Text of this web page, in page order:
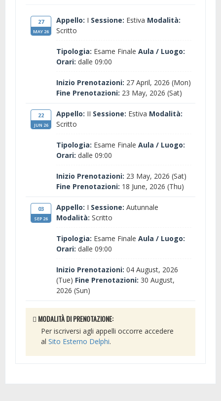
27
MAY 26
Appello: I Sessione: Estiva Modalità:
Scritto
Tipologia: Esame Finale Aula / Luogo:
Orari: dalle 09:00
Inizio Prenotazioni: 27 April, 2026 (Mon)
Fine Prenotazioni: 23 May, 2026 (Sat)
22
JUN 26
Appello: II Sessione: Estiva Modalità:
Scritto
Tipologia: Esame Finale Aula / Luogo:
Orari: dalle 09:00
Inizio Prenotazioni: 23 May, 2026 (Sat)
Fine Prenotazioni: 18 June, 2026 (Thu)
03
SEP 26
Appello: I Sessione: Autunnale
Modalità: Scritto
Tipologia: Esame Finale Aula / Luogo:
Orari: dalle 09:00
Inizio Prenotazioni: 04 August, 2026
(Tue) Fine Prenotazioni: 30 August,
2026 (Sun)
MODALITÀ DI PRENOTAZIONE:
Per iscriversi agli appelli occorre accedere
al Sito Esterno Delphi.